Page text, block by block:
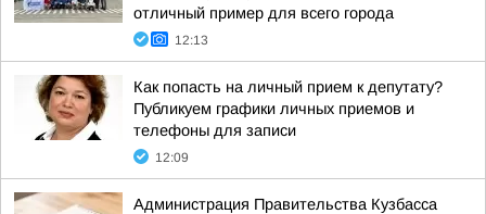
отличный пример для всего города
12:13
Как попасть на личный прием к депутату?
Публикуем графики личных приемов и
телефоны для записи
12:09
Администрация Правительства Кузбасса